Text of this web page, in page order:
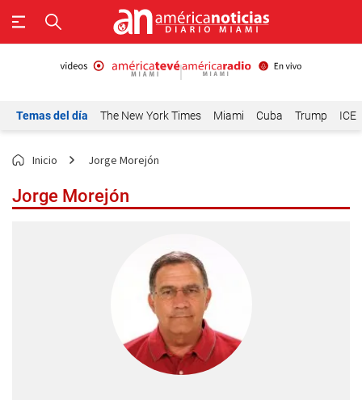
Temas del día The New York Times Miami Cuba Trump ICE
Inicio Jorge Morejón
Jorge Morejón